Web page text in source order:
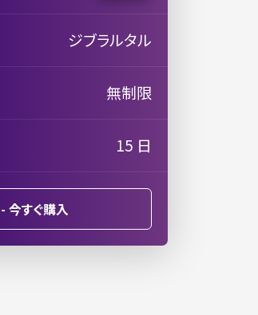
ジブラルタル
無制限
15 日
今すぐ購入